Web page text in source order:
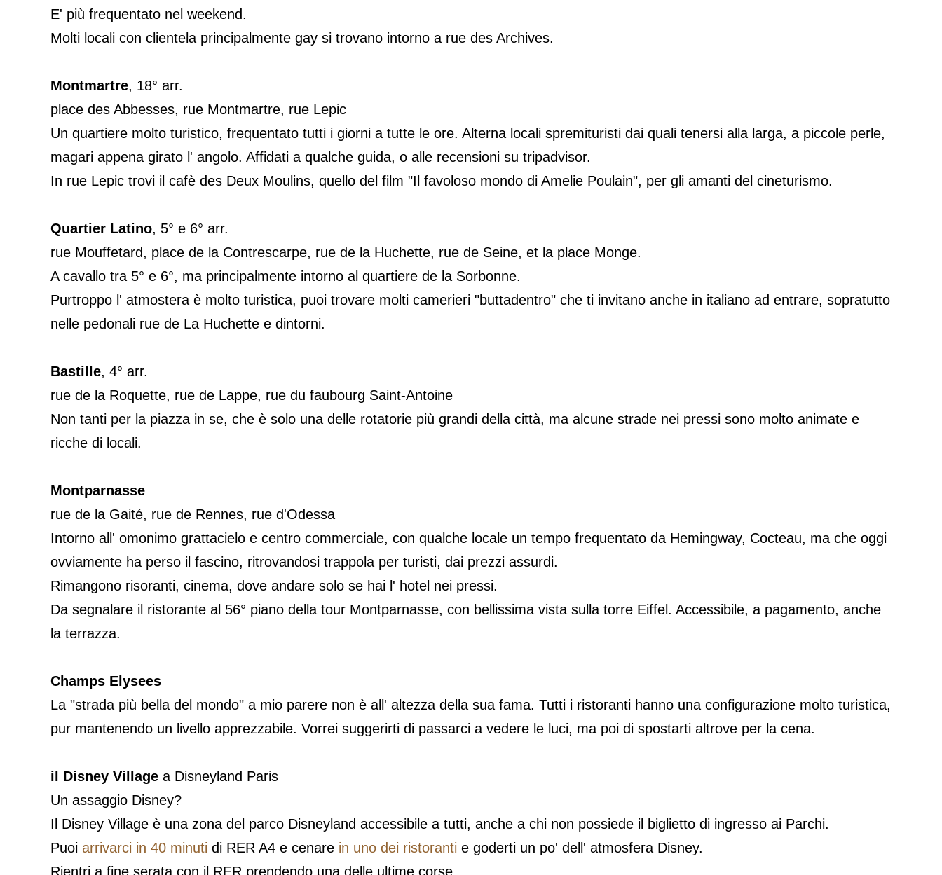
E' più frequentato nel weekend.
Molti locali con clientela principalmente gay si trovano intorno a rue des Archives.
Montmartre, 18° arr.
place des Abbesses, rue Montmartre, rue Lepic
Un quartiere molto turistico, frequentato tutti i giorni a tutte le ore. Alterna locali spremituristi dai quali tenersi alla larga, a piccole perle,
magari appena girato l' angolo. Affidati a qualche guida, o alle recensioni su tripadvisor.
In rue Lepic trovi il cafè des Deux Moulins, quello del film "Il favoloso mondo di Amelie Poulain", per gli amanti del cineturismo.
Quartier Latino, 5° e 6° arr.
rue Mouffetard, place de la Contrescarpe, rue de la Huchette, rue de Seine, et la place Monge.
A cavallo tra 5° e 6°, ma principalmente intorno al quartiere de la Sorbonne.
Purtroppo l' atmostera è molto turistica, puoi trovare molti camerieri "buttadentro" che ti invitano anche in italiano ad entrare, sopratutto
nelle pedonali rue de La Huchette e dintorni.
Bastille, 4° arr.
rue de la Roquette, rue de Lappe, rue du faubourg Saint-Antoine
Non tanti per la piazza in se, che è solo una delle rotatorie più grandi della città, ma alcune strade nei pressi sono molto animate e
ricche di locali.
Montparnasse
rue de la Gaité, rue de Rennes, rue d'Odessa
Intorno all' omonimo grattacielo e centro commerciale, con qualche locale un tempo frequentato da Hemingway, Cocteau, ma che oggi
ovviamente ha perso il fascino, ritrovandosi trappola per turisti, dai prezzi assurdi.
Rimangono risoranti, cinema, dove andare solo se hai l' hotel nei pressi.
Da segnalare il ristorante al 56° piano della tour Montparnasse, con bellissima vista sulla torre Eiffel. Accessibile, a pagamento, anche
la terrazza.
Champs Elysees
La "strada più bella del mondo" a mio parere non è all' altezza della sua fama. Tutti i ristoranti hanno una configurazione molto turistica,
pur mantenendo un livello apprezzabile. Vorrei suggerirti di passarci a vedere le luci, ma poi di spostarti altrove per la cena.
il Disney Village a Disneyland Paris
Un assaggio Disney?
Il Disney Village è una zona del parco Disneyland accessibile a tutti, anche a chi non possiede il biglietto di ingresso ai Parchi.
Puoi arrivarci in 40 minuti di RER A4 e cenare in uno dei ristoranti e goderti un po' dell' atmosfera Disney.
Rientri a fine serata con il RER prendendo una delle ultime corse.